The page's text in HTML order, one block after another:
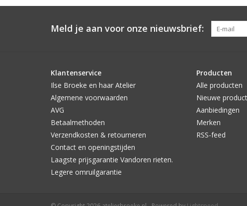
Meld je aan voor onze nieuwsbrief:
Klantenservice
Ilse Broeke en haar Atelier
Algemene voorwaarden
AVG
Betaalmethoden
Verzendkosten & retourneren
Contact en openingstijden
Laagste prijsgarantie Vandoren rieten.
Legere omruilgarantie
Producten
Alle producten
Nieuwe
Aanbiedingen
Merken
RSS-feed